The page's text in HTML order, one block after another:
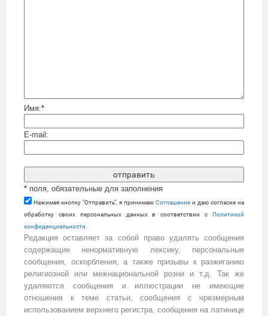
Имя:*
E-mail:
* поля, обязательные для заполнения
Нажимая кнопку "Отправить", я принимаю Cоглашение и даю согласие на
обработку своих персональных данных в соответствии с Политикой
конфиденциальности
Редакция оставляет за собой право удалять сообщения
содержащие ненормативную лексику, персональные
сообщения, оскорбления, а также призывы к разжиганию
религиозной или межнациональной розни и т.д. Так же
удаляются сообщения и иллюстрации не имеющие
отношения к теме статьи, сообщения с чрезмерным
использованием верхнего регистра, сообщения на латинице